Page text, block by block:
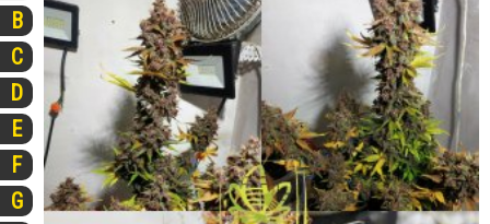
B
C
D
E
F
G